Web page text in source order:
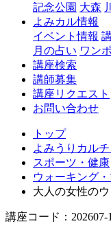
記念公園 大森
よみカル情報
イベント情報
月の占い ワン
講座検索
講師募集
講座リクエスト
お問い合わせ
トップ
よみうりカル
スポーツ・健康
ウォーキング
大人の女性の
講座コード：202607-